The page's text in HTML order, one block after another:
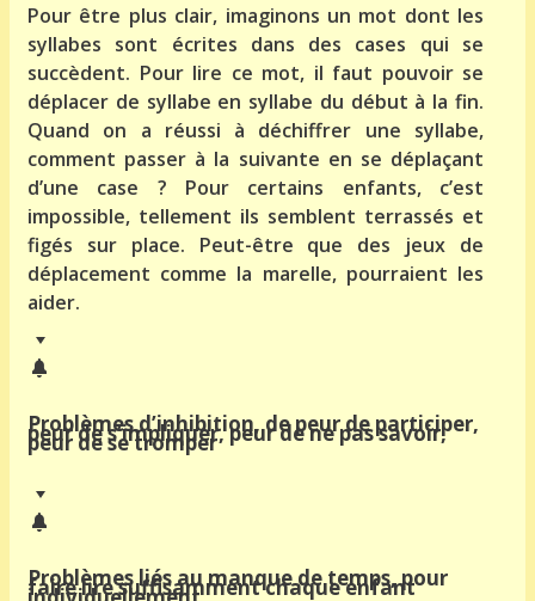
Pour être plus clair, imaginons un mot dont les
syllabes sont écrites dans des cases qui se
succèdent. Pour lire ce mot, il faut pouvoir se
déplacer de syllabe en syllabe du début à la fin.
Quand on a réussi à déchiffrer une syllabe,
comment passer à la suivante en se déplaçant
d’une case ? Pour certains enfants, c’est
impossible, tellement ils semblent terrassés et
figés sur place. Peut-être que des jeux de
déplacement comme la marelle, pourraient les
aider.
Problèmes d’inhibition, de peur de participer,
peur de s’impliquer, peur de ne pas savoir,
peur de se tromper
Problèmes liés au manque de temps, pour
faire lire suffisamment chaque enfant